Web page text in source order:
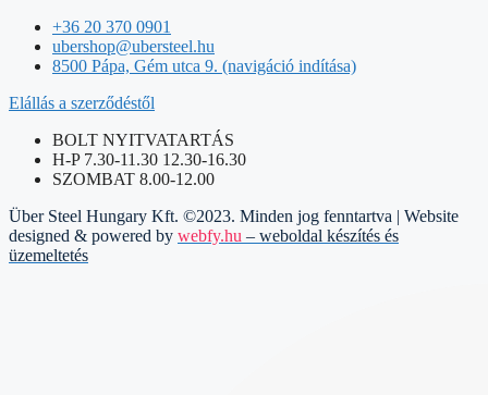
+36 20 370 0901
ubershop@ubersteel.hu
8500 Pápa, Gém utca 9. (navigáció indítása)
Elállás a szerződéstől
BOLT NYITVATARTÁS
H-P 7.30-11.30 12.30-16.30
SZOMBAT 8.00-12.00
Über Steel Hungary Kft. ©2023. Minden jog fenntartva | Website
designed & powered by webfy.hu – weboldal készítés és
üzemeltetés